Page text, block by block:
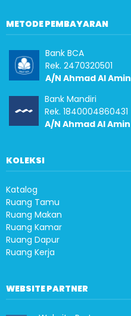
METODE PEMBAYARAN
Bank BCA
Rek. 2470320501
A/N Ahmad Al Amin
Bank Mandiri
Rek. 1840004860431
A/N Ahmad Al Amin
KOLEKSI
Katalog
Ruang Tamu
Ruang Makan
Ruang Kamar
Ruang Dapur
Ruang Kerja
WEBSITE PARTNER